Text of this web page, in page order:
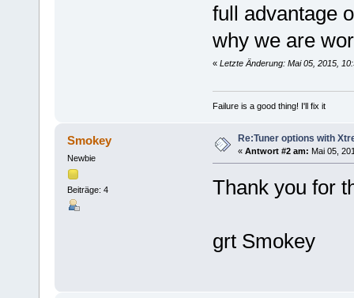
full advantage
why we are
« Letzte Änderung: Mai 05, 2015,
Failure is a good thing! I'll fix it
Smokey
Newbie
Beiträge: 4
Re:Tuner options with
« Antwort #2 am: Mai 05,
Thank you for
grt Smokey